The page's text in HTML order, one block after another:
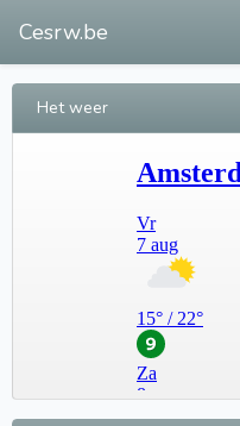
Cesrw.be
Het weer